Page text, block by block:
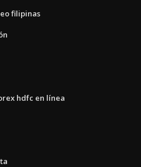
filipinas
hdfc en línea